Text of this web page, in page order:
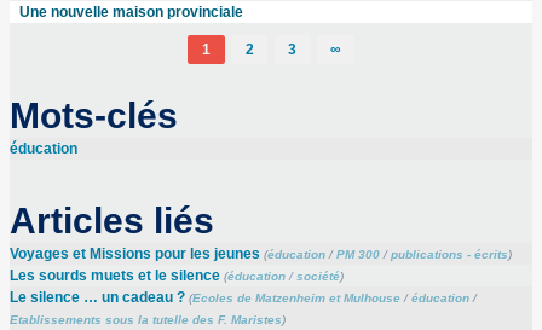
Une nouvelle maison provinciale
1 2 3 ∞
Mots-clés
éducation
Articles liés
Voyages et Missions pour les jeunes (éducation/PM 300/publications - écrits)
Les sourds muets et le silence (éducation/société)
Le silence … un cadeau ? (Ecoles de Matzenheim et Mulhouse/éducation/
Etablissements sous la tutelle des F. Maristes)